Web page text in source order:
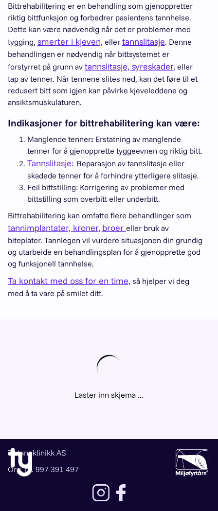
Bittrehabilitering er en behandling som gjenoppretter
riktig bittfunksjon og forbedrer pasientens tannhelse.
Dette kan være nødvendig når det er problemer med
tygging, smerter i kjeven, eller tannslitasje. Denne
behandlingen er nødvendig når bittsystemet er
forstyrret på grunn av tannslitasje, syreskader, eller
tap av tenner. Når tennene slites ned, kan det føre til et
redusert bitt som igjen kan påvirke kjeveleddene og
ansiktsmuskulaturen.
Indikasjoner for bittrehabilitering kan være:
Manglende tenner: Erstatning av manglende
tenner for å gjenopprette tyggeevnen og riktig bitt.
Tannslitasje: Reparasjon av tannslitasje eller
skadede tenner for å forhindre ytterligere slitasje.
Feil bittstilling: Korrigering av problemer med
bittstilling som overbitt eller underbitt.
Bittrehabilitering kan omfatte flere behandlinger som
tannimplantater, kroner, broer eller bruk av
biteplater. Tannlegen vil vurdere situasjonen din grundig
og utarbeide en behandlingsplan for å gjenopprette god
og funksjonell tannhelse.
Ta kontakt med oss for en time, så hjelper vi deg
med å ta vare på smilet ditt.
Ty tannklinikk AS
Org. nr. 997 391 497
Lenke til instagram
Lenke til facebook